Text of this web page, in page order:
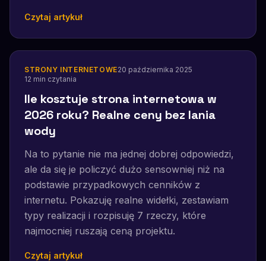
Czytaj artykuł
STRONY INTERNETOWE20 października 2025
12 min czytania
Ile kosztuje strona internetowa w
2026 roku? Realne ceny bez lania
wody
Na to pytanie nie ma jednej dobrej odpowiedzi,
ale da się je policzyć dużo sensowniej niż na
podstawie przypadkowych cenników z
internetu. Pokazuję realne widełki, zestawiam
typy realizacji i rozpisuję 7 rzeczy, które
najmocniej ruszają ceną projektu.
Czytaj artykuł